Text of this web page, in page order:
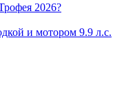
2026?
и мотором 9.9 л.с.